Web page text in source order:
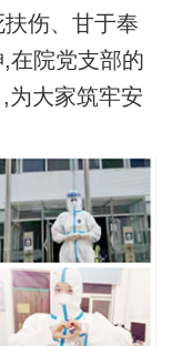
伤、甘于奉
在院党支部的
为大家筑牢安